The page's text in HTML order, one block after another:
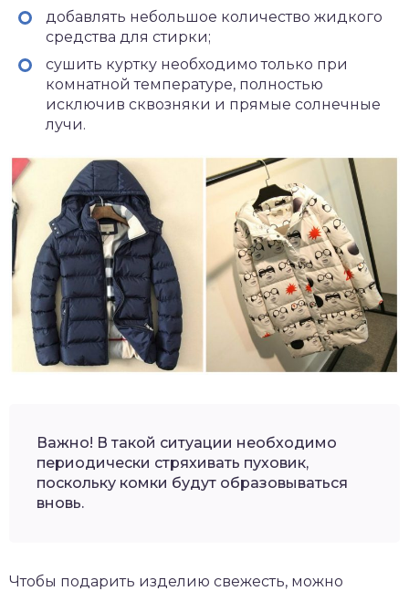
добавлять небольшое количество жидкого
средства для стирки;
сушить куртку необходимо только при
комнатной температуре, полностью
исключив сквозняки и прямые солнечные
лучи.
Важно! В такой ситуации необходимо
периодически стряхивать пуховик,
поскольку комки будут образовываться
вновь.
Чтобы подарить изделию свежесть, можно